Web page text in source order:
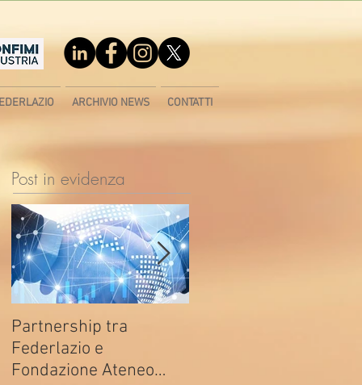
ARCHIVIO NEWS CONTATTI
Post in evidenza
Partnership tra
Federlazio e
Fondazione Ateneo